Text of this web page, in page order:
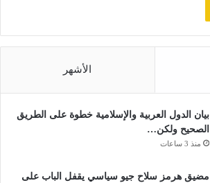
الأشهر
بيان الدول العربية والإسلامية خطوة على الطريق
الصحيح ولكن…
منذ 3 ساعات
مضيق هرمز سلاح جيو سياسي يقفل الباب على